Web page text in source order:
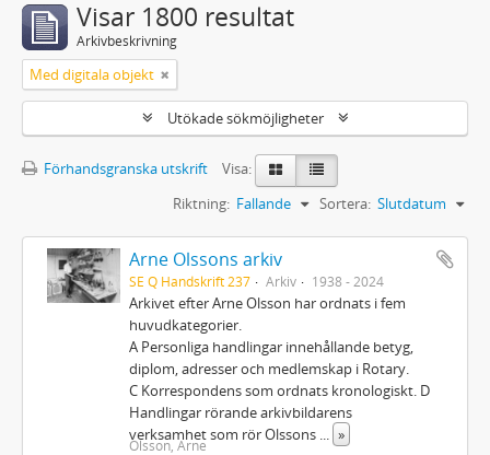
Visar 1800 resultat
Arkivbeskrivning
Med digitala objekt
Utökade sökmöjligheter
Förhandsgranska utskrift
Visa:
Sortera: Slutdatum
Riktning: Fallande
Arne Olssons arkiv
SE Q Handskrift 237 Arkiv 1938 - 2024
Arkivet efter Arne Olsson har ordnats i fem
huvudkategorier.
A Personliga handlingar innehållande betyg,
diplom, adresser och medlemskap i Rotary.
C Korrespondens som ordnats kronologiskt. D
Handlingar rörande arkivbildarens
verksamhet som rör Olssons
»
Olsson, Arne